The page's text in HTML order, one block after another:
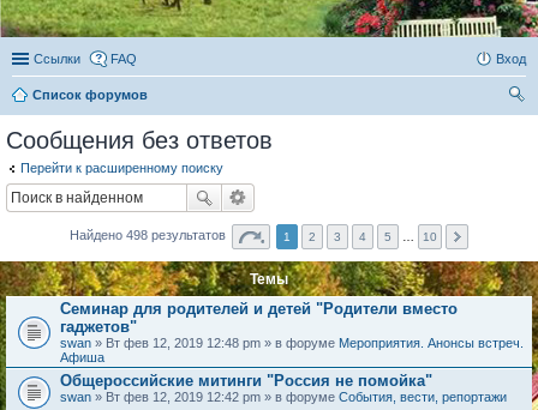
Ссылки FAQ Вход
Список форумов
Сообщения без ответов
Перейти к расширенному поиску
Найдено 498 результатов 1 2 3 4 5 10
Темы
Семинар для родителей и детей "Родители вместо
гаджетов"
swan » Вт фев 12, 2019 12:48 pm » в форуме Мероприятия. Анонсы встреч.
Афиша
Общероссийские митинги "Россия не помойка"
swan » Вт фев 12, 2019 12:42 pm » в форуме События, вести, репортажи